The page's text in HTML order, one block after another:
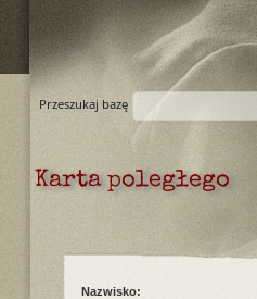
Przeszukaj bazę
Karta poległego
Nazwisko: